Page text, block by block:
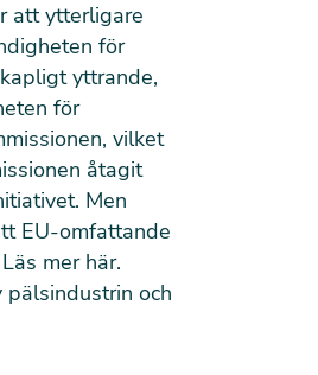
att ytterligare
för
yttrande,
för
vilket
åtagit
Men
EU-omfattande
mer här.
och